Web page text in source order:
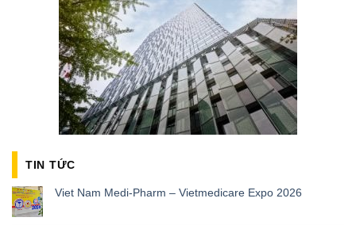
TIN TỨC
Viet Nam Medi-Pharm – Vietmedicare Expo 2026